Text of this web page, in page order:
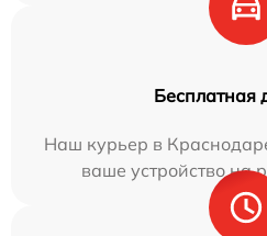
Бесплатная
Наш курьер в
ваше устройство на